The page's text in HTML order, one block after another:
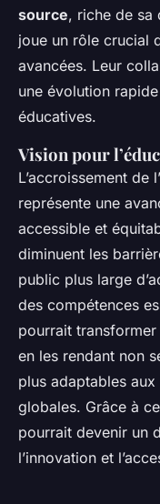
source, riche de sa
joue un rôle crucial
avancées. Leur
une évolution
éducatives.
Vision pour
L’accroissement de
représente une
accessible et
diminuent les
public plus large
des compétences
pourrait
en les rendant non
plus adaptables
globales. Grâce à
pourrait devenir un
l’innovation et